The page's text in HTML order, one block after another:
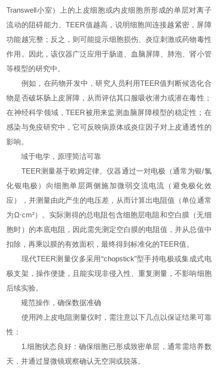
Transwell小室）上的上皮细胞或内皮细胞所形成的单层对离子
流动的阻碍能力。TEER值越高，说明细胞间连接越紧密，屏障
功能越完整；反之，则可能提示细胞损伤、炎症刺激或药物毒性
作用。因此，该仪器广泛应用于肠道、血脑屏障、肺泡、肾小管
等模型的研究中。
例如，在药物开发中，研究人员利用TEER值判断候选化合
物是否破坏肠上皮屏障，从而评估其口服吸收潜力或潜在毒性；
在神经科学领域，TEER被用来监测血脑屏障模型的稳定性；在
感染与免疫研究中，它可反映病原体或炎症因子对上皮通透性的
影响。
域于电学，原理简洁可靠
TEER测量基于欧姆定律。仪器通过一对电极（通常为银/氯
化银电极）向细胞单层两侧施加微弱交流电流（避免极化效
应），并测量由此产生的电压差，从而计算出电阻值（单位通常
为Ω·cm²）。实际测得的总电阻包含细胞层电阻和空白膜（无细
胞时）的本底电阻，因此需先测定空白膜的电阻值，并从总值中
扣除，再乘以膜的有效面积，最终得到标准化的TEER值。
现代TEER测量仪多采用“chopstick”型手持电极或集成式电
极支架，操作便捷，且能实现非侵入性、重复测量，不影响细胞
后续实验。
规范操作，确保数据准确
使用跨上皮电阻测量仪时，需注意以下几点以保证结果可靠
性：
1.细胞状态良好：确保细胞已形成致密单层，通常需培养数
天，并通过显微镜观察确认无空洞或脱落。